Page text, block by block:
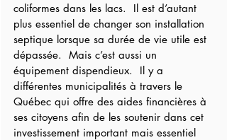
coliformes dans les lacs.  Il est d’autant
plus essentiel de changer son installation
septique lorsque sa durée de vie utile est
dépassée.  Mais c’est aussi un
équipement dispendieux.  Il y a
différentes municipalités à travers le
Québec qui offre des aides financières à
ses citoyens afin de les soutenir dans cet
investissement important mais essentiel